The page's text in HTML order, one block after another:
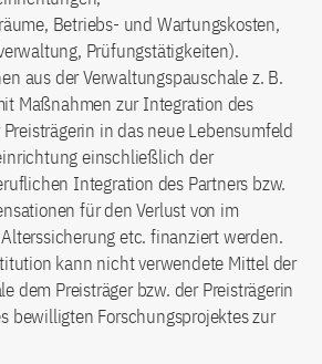
Betriebs- und Wartungskosten,
Prüfungstätigkeiten).
aus der Verwaltungspauschale z. B.
Maßnahmen zur Integration des
in das neue Lebensumfeld
einschließlich der
Integration des Partners bzw.
für den Verlust von im
etc. finanziert werden.
kann nicht verwendete Mittel der
dem Preisträger bzw. der Preisträgerin
bewilligten Forschungsprojektes zur